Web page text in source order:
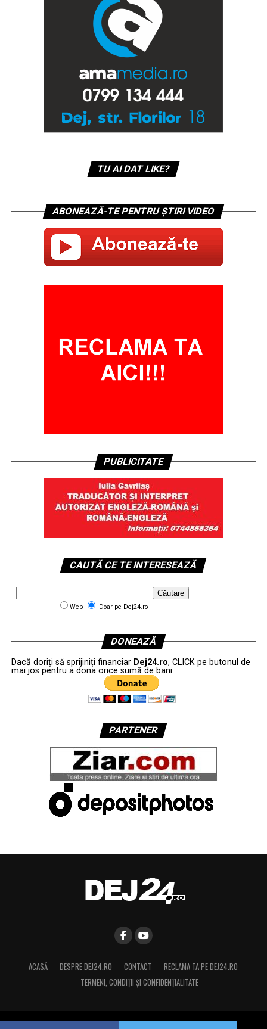
TU AI DAT LIKE?
ABONEAZĂ-TE PENTRU ȘTIRI VIDEO
PUBLICITATE
CAUTĂ CE TE INTERESEAZĂ
Web Doar pe Dej24.ro
DONEAZĂ
Dacă doriți să sprijiniți financiar Dej24.ro, CLICK pe butonul de
mai jos pentru a dona orice sumă de bani.
PARTENER
ACASĂ DESPRE DEJ24.RO CONTACT
RECLAMA TA PE DEJ24.RO
TERMENI, CONDIŢII ȘI CONFIDENȚIALITATE